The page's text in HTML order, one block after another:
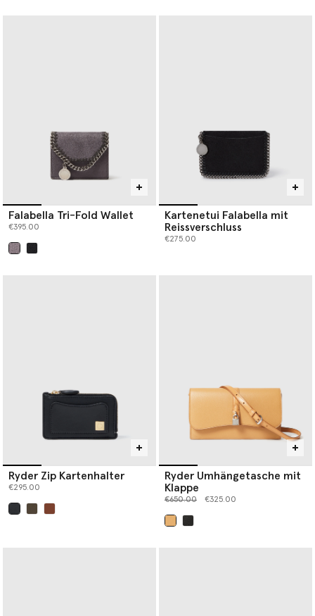
Falabella Tri-Fold Wallet
€395.00
Kartenetui Falabella mit
Reissverschluss
€275.00
Ryder Zip Kartenhalter
€295.00
Ryder Umhängetasche mit
Klappe
Preis reduziert von
€650.00bis€325.00